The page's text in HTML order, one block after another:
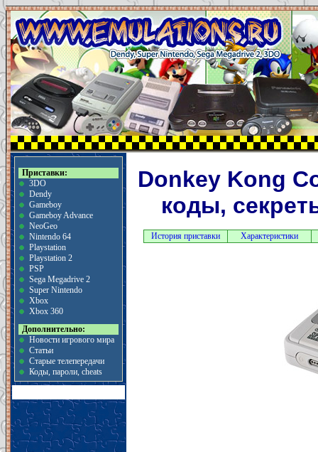
Приставки:
3DO
Dendy
Gameboy
Gameboy Advance
NeoGeo
Nintendo 64
Playstation
Playstation 2
PSP
Sega Megadrive 2
Super Nintendo
Xbox
Xbox 360
Дополнительно:
Новости игрового мира
Статьи
Старые телепередачи
Коды, пароли, cheats
Donkey Kong
коды,
История приставки Характеристики